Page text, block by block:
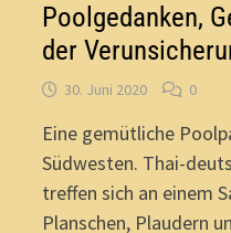
Poolgedanken,
der
30. Juni 2020 0
Eine gemütliche
Südwesten. Thai-
treffen sich an einem
Planschen, Plaudern